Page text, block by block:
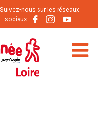
Suivez-nous sur les réseaux
sociaux